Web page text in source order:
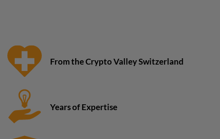
From the Crypto Valley Switzerland
Years of Expertise